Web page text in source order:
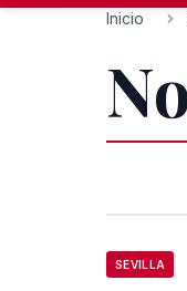
Inicio
SEVILLA